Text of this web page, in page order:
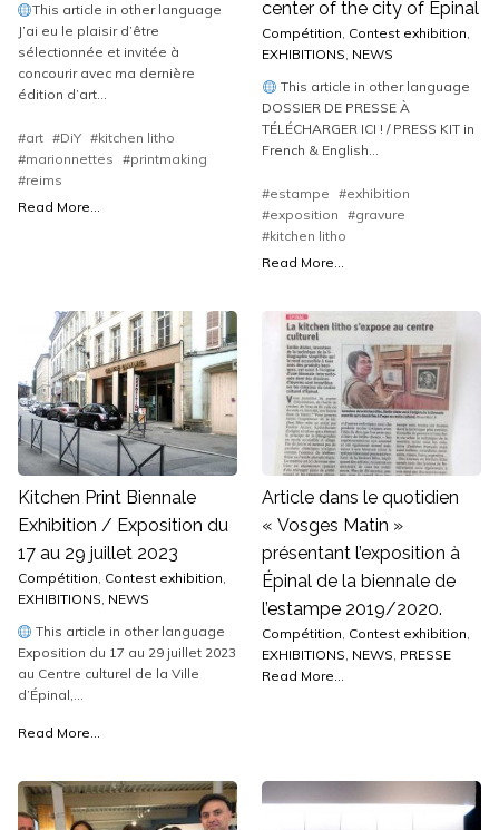
This article in other language
J’ai eu le plaisir d’être
sélectionnée et invitée à
concourir avec ma dernière
édition d’art...
#art #DiY #kitchen litho
#marionnettes #printmaking
#reims
Read More...
center of the city of Épinal
Compétition, Contest exhibition,
EXHIBITIONS, NEWS
This article in other language
DOSSIER DE PRESSE À
TÉLÉCHARGER ICI ! / PRESS KIT in
French & English...
#estampe #exhibition
#exposition #gravure
#kitchen litho
Read More...
Kitchen Print Biennale
Exhibition / Exposition du
17 au 29 juillet 2023
Compétition, Contest exhibition,
EXHIBITIONS, NEWS
This article in other language
Exposition du 17 au 29 juillet 2023
au Centre culturel de la Ville
d’Épinal,...
Read More...
Article dans le quotidien
« Vosges Matin »
présentant l’exposition à
Épinal de la biennale de
l’estampe 2019/2020.
Compétition, Contest exhibition,
EXHIBITIONS, NEWS, PRESSE
Read More...